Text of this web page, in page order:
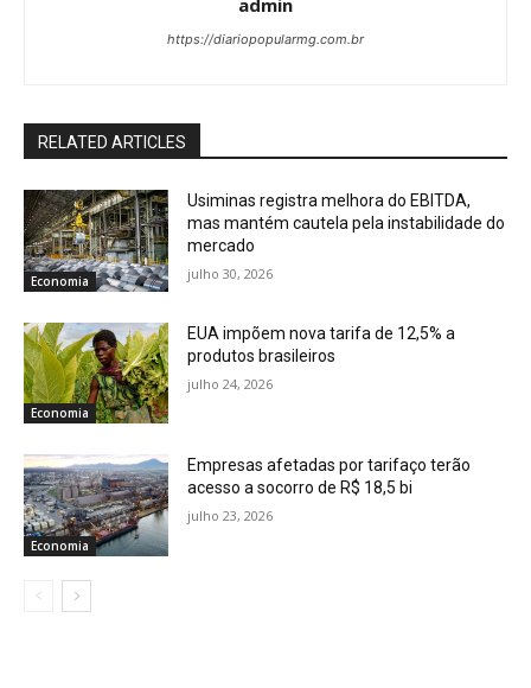
admin
https://diariopopularmg.com.br
RELATED ARTICLES
Economia
Usiminas registra melhora do EBITDA,
mas mantém cautela pela instabilidade do
mercado
julho 30, 2026
Economia
EUA impõem nova tarifa de 12,5% a
produtos brasileiros
julho 24, 2026
Economia
Empresas afetadas por tarifaço terão
acesso a socorro de R$ 18,5 bi
julho 23, 2026